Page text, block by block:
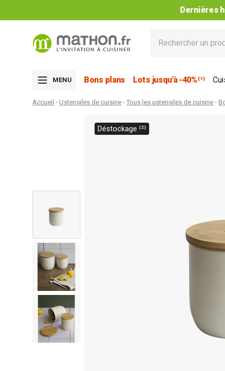
Dernières
MENU Bons plans Lots jusqu'à -40%⁽¹⁾
Accueil Ustensiles de cuisine Tous les ustensiles de cuisine
Déstockage ⁽²⁾